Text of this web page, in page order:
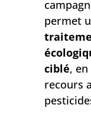
permet
ciblé,
recours